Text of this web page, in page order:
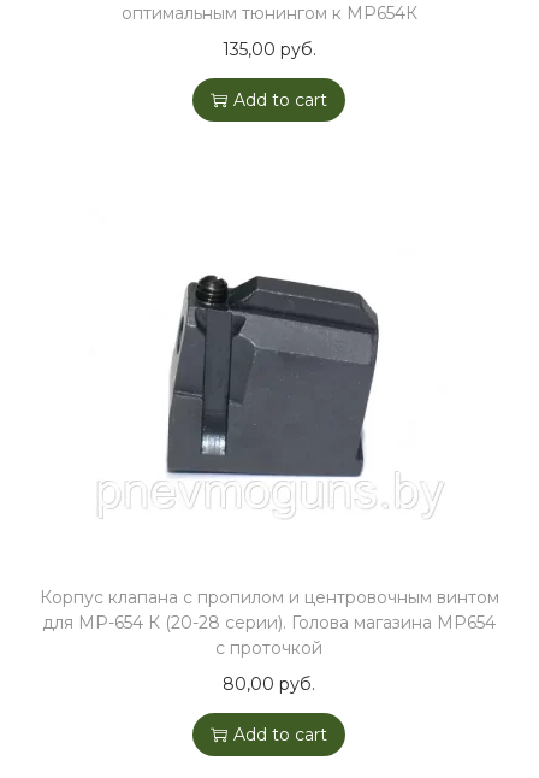
оптимальным тюнингом к МР654К
135,00 руб.
Add to cart
Корпус клапана с пропилом и центровочным винтом
для МР-654 К (20-28 серии). Голова магазина МР654
с проточкой
80,00руб.
Add to cart